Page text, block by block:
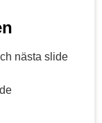
nästa slide